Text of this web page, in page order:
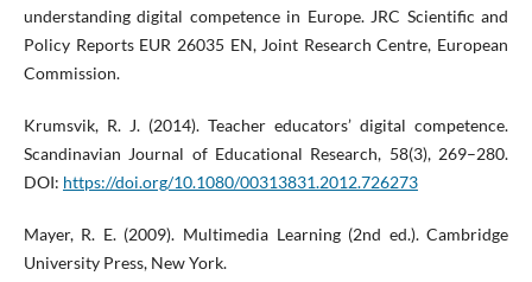
understanding digital competence in Europe. JRC Scientific and
Policy Reports EUR 26035 EN, Joint Research Centre, European
Commission.
Krumsvik, R. J. (2014). Teacher educators’ digital competence.
Scandinavian Journal of Educational Research, 58(3), 269–280.
DOI: https://doi.org/10.1080/00313831.2012.726273
Mayer, R. E. (2009). Multimedia Learning (2nd ed.). Cambridge
University Press, New York.